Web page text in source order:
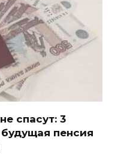
спасут: 3
пенсия